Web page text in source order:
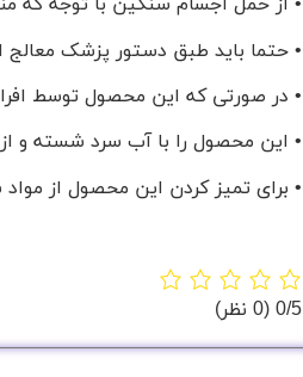
• حتما باید طبق دستور پزشک معالج
• در صورتی که این محصول توسط
• این محصول را با آب سرد شسته و
• برای تمیز کردن این محصول از
‫0/5 ‫(0 نظر)